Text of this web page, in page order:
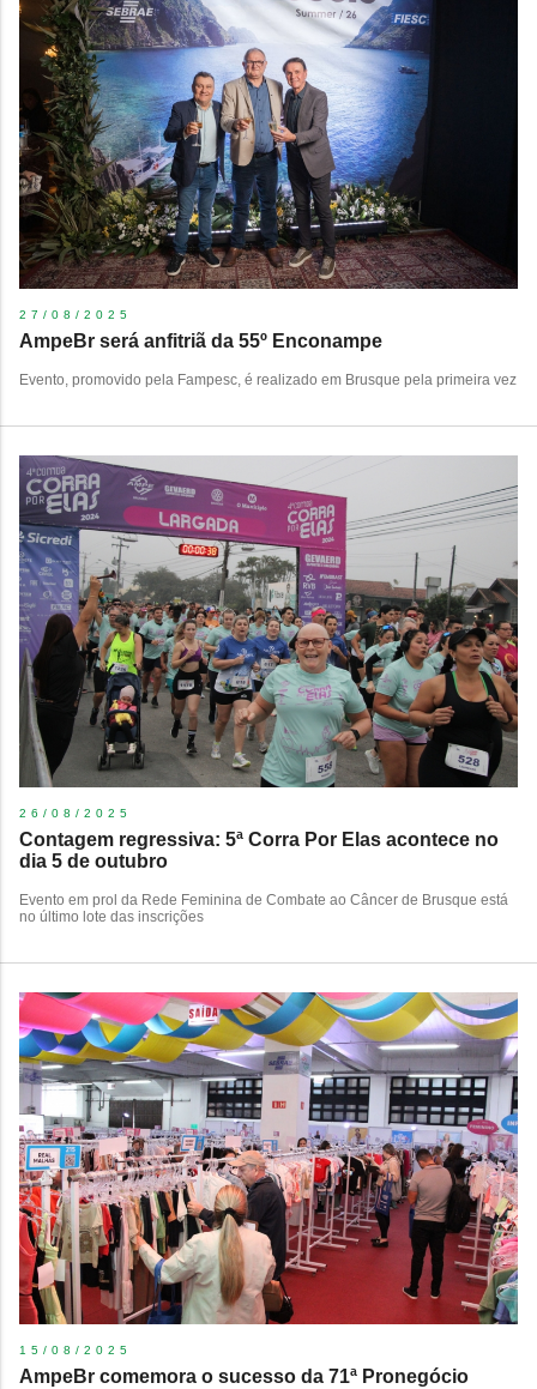
27/08/2025
AmpeBr será anfitriã da 55º Enconampe
Evento, promovido pela Fampesc, é realizado em Brusque pela primeira vez
26/08/2025
Contagem regressiva: 5ª Corra Por Elas acontece no
dia 5 de outubro
Evento em prol da Rede Feminina de Combate ao Câncer de Brusque está
no último lote das inscrições
15/08/2025
AmpeBr comemora o sucesso da 71ª Pronegócio